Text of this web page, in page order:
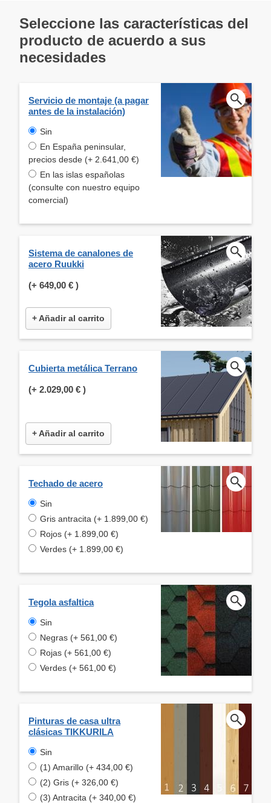
Seleccione las características del
producto de acuerdo a sus
necesidades
Servicio de montaje (a pagar
antes de la instalación)
Sin
En España peninsular,
precios desde (+ 2.641,00 €)
En las islas españolas
(consulte con nuestro equipo
comercial)
Sistema de canalones de
acero Ruukki
(+ 649,00 € )
+ Añadir al carrito
Cubierta metálica Terrano
(+ 2.029,00 € )
+ Añadir al carrito
Techado de acero
Sin
Gris antracita (+ 1.899,00 €)
Rojos (+ 1.899,00 €)
Verdes (+ 1.899,00 €)
Tegola asfaltica
Sin
Negras (+ 561,00 €)
Rojas (+ 561,00 €)
Verdes (+ 561,00 €)
Pinturas de casa ultra
clásicas TIKKURILA
Sin
(1) Amarillo (+ 434,00 €)
(2) Gris (+ 326,00 €)
(3) Antracita (+ 340,00 €)